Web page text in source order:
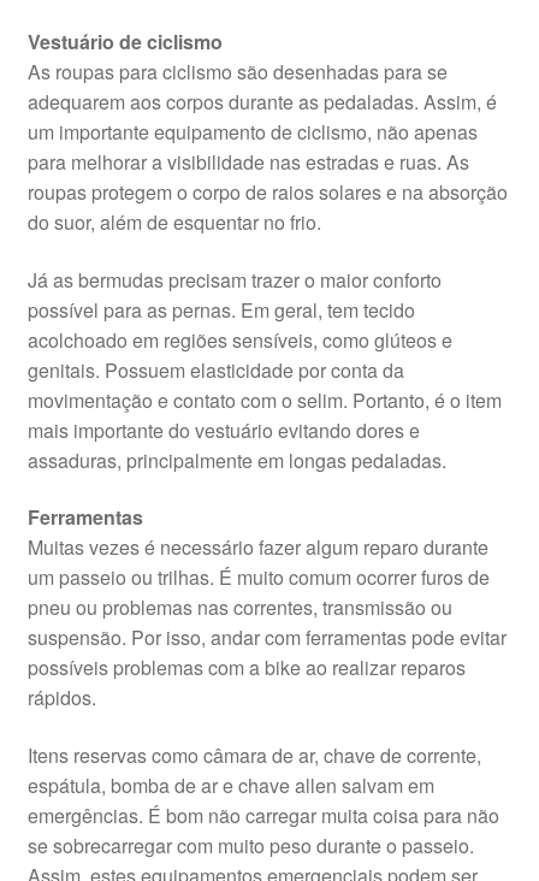
Vestuário de ciclismo
As roupas para ciclismo são desenhadas para se
adequarem aos corpos durante as pedaladas. Assim, é
um importante equipamento de ciclismo, não apenas
para melhorar a visibilidade nas estradas e ruas. As
roupas protegem o corpo de raios solares e na absorção
do suor, além de esquentar no frio.
Já as bermudas precisam trazer o maior conforto
possível para as pernas. Em geral, tem tecido
acolchoado em regiões sensíveis, como glúteos e
genitais. Possuem elasticidade por conta da
movimentação e contato com o selim. Portanto, é o item
mais importante do vestuário evitando dores e
assaduras, principalmente em longas pedaladas.
Ferramentas
Muitas vezes é necessário fazer algum reparo durante
um passeio ou trilhas. É muito comum ocorrer furos de
pneu ou problemas nas correntes, transmissão ou
suspensão. Por isso, andar com ferramentas pode evitar
possíveis problemas com a bike ao realizar reparos
rápidos.
Itens reservas como câmara de ar, chave de corrente,
espátula, bomba de ar e chave allen salvam em
emergências. É bom não carregar muita coisa para não
se sobrecarregar com muito peso durante o passeio.
Assim, estes equipamentos emergenciais podem ser